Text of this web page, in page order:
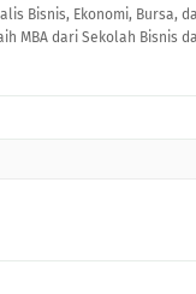
Bisnis, Ekonomi, Bursa,
MBA dari Sekolah Bisnis